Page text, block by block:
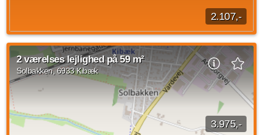
2.107,-
Information om afdelingen Bygningen er opført i 1989 og alle
boligerne er studieboliger. Alle boligerne ligger på 1. sal i
bygningen og i kælderen er...
Kilde: BoMidtvest
1 vær. 33 m² efter aftale
2 værelses lejlighed på 59 m²
Solbakken, 6933 Kibæk
3.975,-